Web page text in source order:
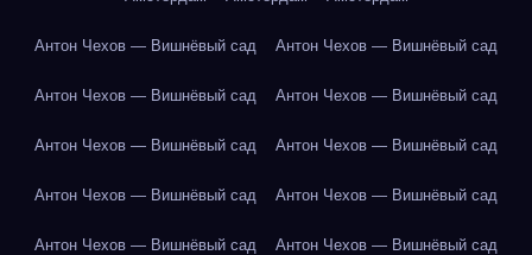
Антон Чехов — Вишнёвый сад Антон Чехов — Вишнёвый сад
Антон Чехов — Вишнёвый сад Антон Чехов — Вишнёвый сад
Антон Чехов — Вишнёвый сад Антон Чехов — Вишнёвый сад
Антон Чехов — Вишнёвый сад Антон Чехов — Вишнёвый сад
Антон Чехов — Вишнёвый сад Антон Чехов — Вишнёвый сад